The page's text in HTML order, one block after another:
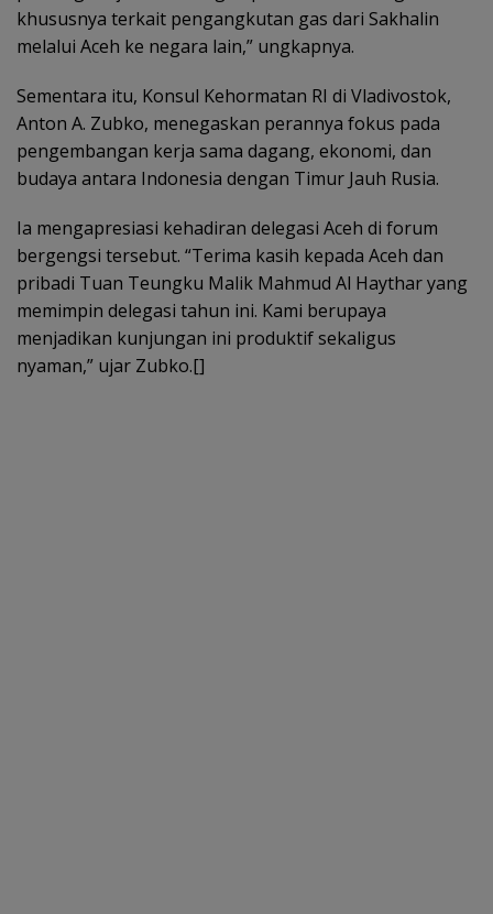
khususnya terkait pengangkutan gas dari Sakhalin
melalui Aceh ke negara lain,” ungkapnya.
Sementara itu, Konsul Kehormatan RI di Vladivostok,
Anton A. Zubko, menegaskan perannya fokus pada
pengembangan kerja sama dagang, ekonomi, dan
budaya antara Indonesia dengan Timur Jauh Rusia.
Ia mengapresiasi kehadiran delegasi Aceh di forum
bergengsi tersebut. “Terima kasih kepada Aceh dan
pribadi Tuan Teungku Malik Mahmud Al Haythar yang
memimpin delegasi tahun ini. Kami berupaya
menjadikan kunjungan ini produktif sekaligus
nyaman,” ujar Zubko.[]